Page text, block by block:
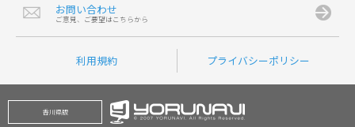
お問い合わせ
ご意見、ご要望はこちらから
利用規約 プライバシーポリシー
香川県版